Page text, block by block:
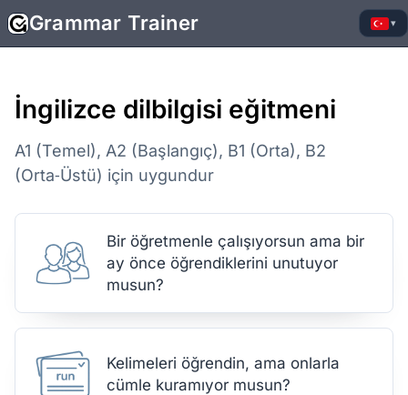
Grammar Trainer ▾
İngilizce dilbilgisi eğitmeni
A1 (Temel), A2 (Başlangıç), B1 (Orta), B2
(Orta‑Üstü) için uygundur
Bir öğretmenle çalışıyorsun ama bir
ay önce öğrendiklerini unutuyor
musun?
Kelimeleri öğrendin, ama onlarla
cümle kuramıyor musun?